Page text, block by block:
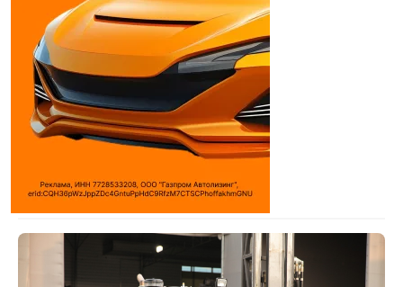
Макс. мощность:260 л.с.
Используемое топливо:Дизель
Двигатель:
Cummins 6CTAA8.3C
Дилеры
Бетон-Сервис
Техцентр
Посмотреть всех